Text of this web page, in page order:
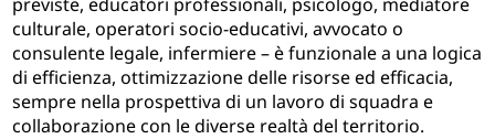
culturale, operatori socio-educativi, avvocato o
consulente legale, infermiere – è funzionale a una logica
di efficienza, ottimizzazione delle risorse ed efficacia,
sempre nella prospettiva di un lavoro di squadra e
collaborazione con le diverse realtà del territorio.